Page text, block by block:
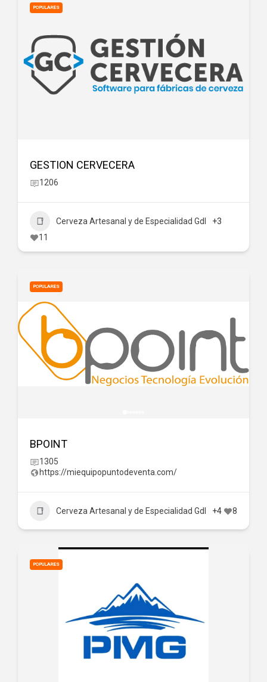
POPULARES
GESTION CERVECERA
1206
Cerveza Artesanal y de Especialidad Gdl
+3
11
POPULARES
BPOINT
1305
https://miequipopuntodeventa.com/
Cerveza Artesanal y de Especialidad Gdl +4 8
POPULARES